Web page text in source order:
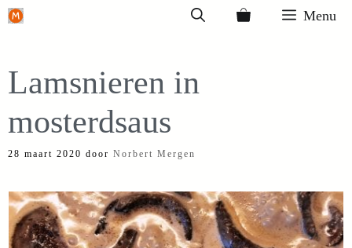
Ga
inhoud
Menu
Lamsnieren in
mosterdsaus
28 maart 2020 door Norbert Mergen